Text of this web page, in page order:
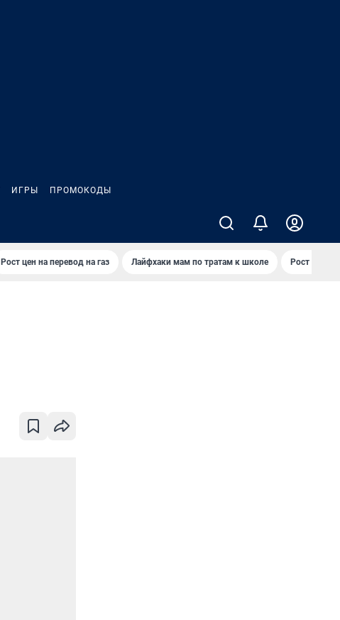
ИГРЫ ПРОМОКОДЫ
Рост цен на перевод на газ Лайфхаки мам по тратам к школе Рост цен на